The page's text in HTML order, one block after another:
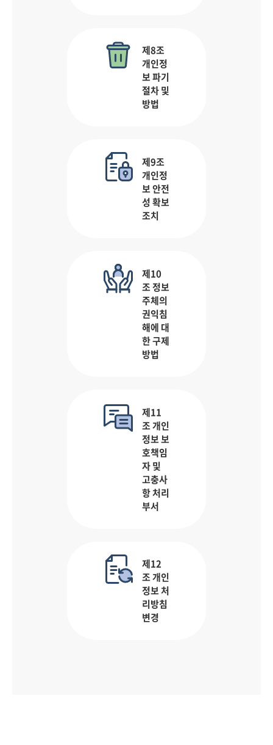
제8조
개인정
보 파기
절차 및
방법
제9조
개인정
보 안전
성 확보
조치
제10
조 정보
주체의
권익침
해에 대
한 구제
방법
제11
조 개인
정보 보
호책임
자 및
고충사
항 처리
부서
제12
조 개인
정보 처
리방침
변경